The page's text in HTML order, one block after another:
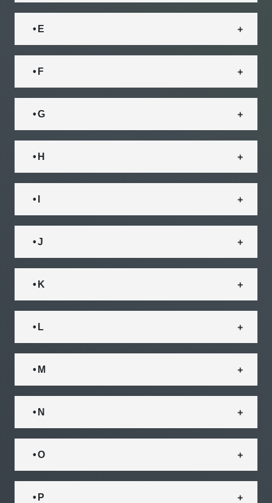
• E
• F
• G
• H
• I
• J
• K
• L
• M
• N
• O
• P